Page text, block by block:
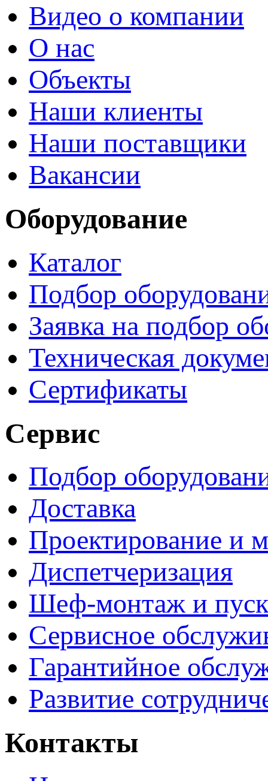
Видео о компании
О нас
Объекты
Наши клиенты
Наши поставщики
Вакансии
Оборудование
Каталог
Подбор
Заявка на подбор
Техническая
Сертификаты
Сервис
Подбор
Доставка
Проектирование и
Диспетчеризация
Шеф-монтаж и
Сервисное
Гарантийное
Развитие
Контакты